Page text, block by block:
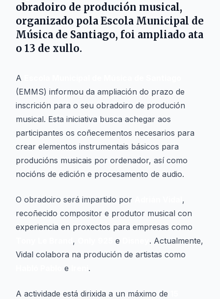
obradoiro de produción musical,
organizado pola Escola Municipal de
Música de Santiago, foi ampliado ata
o 13 de xullo.
A
(EMMS) informou da ampliación do prazo de
inscrición para o seu obradoiro de produción
musical. Esta iniciativa busca achegar aos
participantes os coñecementos necesarios para
crear elementos instrumentais básicos para
producións musicais por ordenador, así como
nocións de edición e procesamento de audio.
O obradoiro será impartido por
,
recoñecido compositor e produtor musical con
experiencia en proxectos para empresas como
, e
. Actualmente,
Vidal colabora na produción de artistas como
e .
A actividade está dirixida a un máximo de